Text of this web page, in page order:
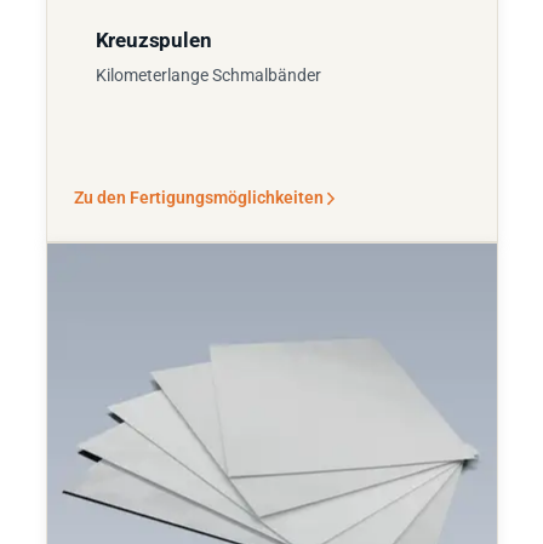
Kreuzspulen
Kilometerlange Schmalbänder
Zu den Fertigungsmöglichkeiten